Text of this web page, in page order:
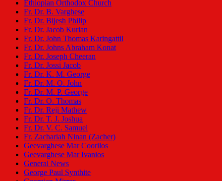
Ethiopian Orthodox Church
Fr. Dr. B. Varghese
Fr. Dr. Bijesh Philip
Fr. Dr. Jacob Kurian
Fr. Dr. John Thomas Karingattil
Fr. Dr. Johns Abraham Konat
Fr. Dr. Joseph Cheeran
Fr. Dr. Jossi Jacob
Fr. Dr. K. M. George
Fr. Dr. M. O. John
Fr. Dr. M. P. George
Fr. Dr. O. Thomas
Fr. Dr. Reji Mathew
Fr. Dr. T. J. Joshua
Fr. Dr. V. C. Samuel
Fr. Zachariah Ninan (Zacher)
Geevarghese Mar Coorilos
Geevarghese Mar Ivanios
General News
George Paul Synthite